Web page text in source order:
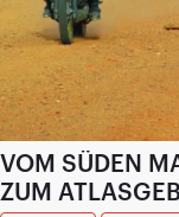
VOM SÜDEN
ZUM